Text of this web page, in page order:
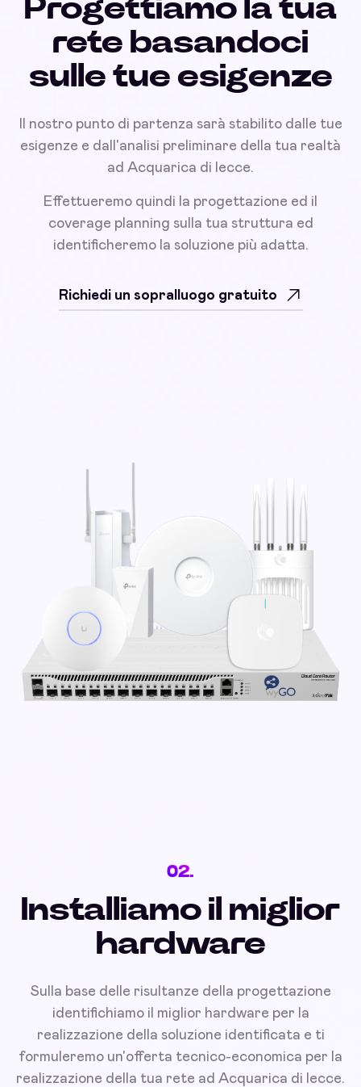
Progettiamo la tua
rete basandoci
sulle tue esigenze
Il nostro punto di partenza sarà stabilito dalle tue
esigenze e dall'analisi preliminare della tua realtà
ad Acquarica di lecce.
Effettueremo quindi la progettazione ed il
coverage planning sulla tua struttura ed
identificheremo la soluzione più adatta.
Richiedi un sopralluogo gratuito
02.
Installiamo il miglior
hardware
Sulla base delle risultanze della progettazione
identifichiamo il miglior hardware per la
realizzazione della soluzione identificata e ti
formuleremo un'offerta tecnico-economica per la
realizzazione della tua rete ad Acquarica di lecce.